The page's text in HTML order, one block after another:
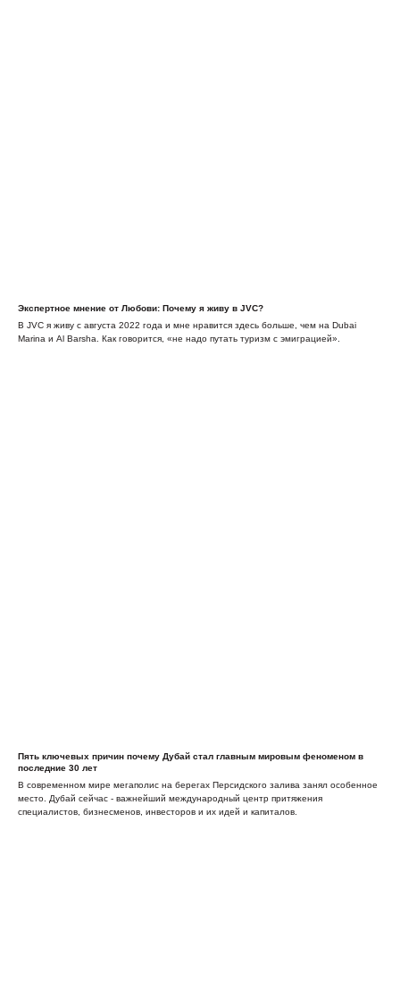
Экспертное мнение от Любови: Почему я живу в JVC?
В JVC я живу с августа 2022 года и мне нравится здесь больше, чем на Dubai
Marina и Al Barsha. Как говорится, «не надо путать туризм с эмиграцией».
Пять ключевых причин почему Дубай стал главным мировым феноменом в
последние 30 лет
В современном мире мегаполис на берегах Персидского залива занял особенное
место. Дубай сейчас - важнейший международный центр притяжения
специалистов, бизнесменов, инвесторов и их идей и капиталов.